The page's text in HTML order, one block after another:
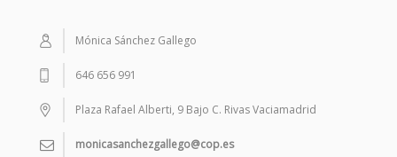
Mónica Sánchez Gallego
646 656 991
Plaza Rafael Alberti, 9 Bajo C. Rivas Vaciamadrid
monicasanchezgallego@cop.es